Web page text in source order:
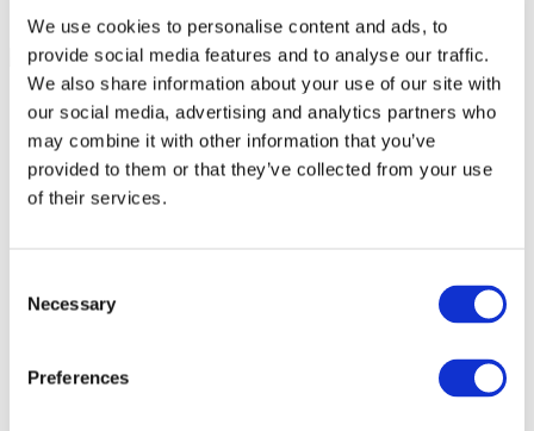
We use cookies to personalise content and ads, to
provide social media features and to analyse our traffic.
We also share information about your use of our site with
our social media, advertising and analytics partners who
may combine it with other information that you’ve
provided to them or that they’ve collected from your use
of their services.
Selection
Necessary
Preferences